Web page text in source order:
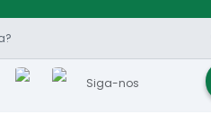
Siga-nos